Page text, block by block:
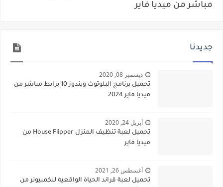
مباشر من ميديا فاير
جديدنا
ديسمبر 08, 2020
تحميل برنامج البلوتوث ويندوز 10 برابط مباشر من
ميديا فاير 2024
أبريل 24, 2020
تحميل لعبة تنظيف المنزل House Flipper من
ميديا فاير
أغسطس 26, 2021
تحميل لعبة قراند الحياة الواقعية للكمبيوتر من